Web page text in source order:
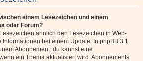
einem Lesezeichen und einem
oder Forum?
ähnlich den Lesezeichen in Web-
Informationen bei einem Update. In phpBB 3.1
Abonnement: du kannst eine
ein Thema aktualisiert wird. Abonnements